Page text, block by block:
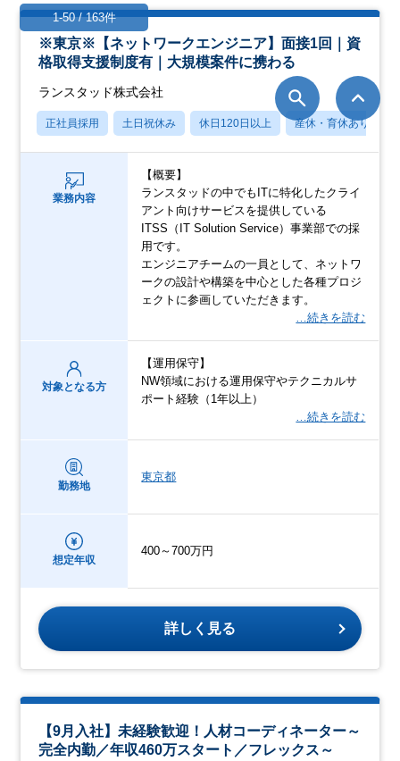
※東京※【ネットワークエンジニア】面接1回｜資
格取得支援制度有｜大規模案件に携わる
ランスタッド株式会社
正社員採用 土日祝休み 休日120日以上 産休・育休あり
業務内容
【概要】
ランスタッドの中でもITに特化したクライ
アント向けサービスを提供している
ITSS（IT Solution Service）事業部での採
用です。
エンジニアチームの一員として、ネットワ
ークの設計や構築を中心とした各種プロジ
ェクトに参画していただきます。
…続きを読む
対象となる方
【運用保守】
NW領域における運用保守やテクニカルサ
ポート経験（1年以上）
…続きを読む
勤務地
東京都
想定年収
400～700万円
詳しく見る
【9月入社】未経験歓迎！人材コーディネーター～
完全内勤／年収460万スタート／フレックス～
1-50 / 163件